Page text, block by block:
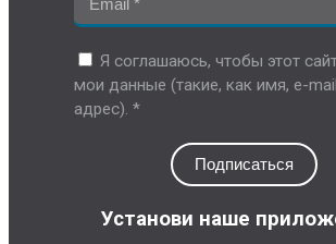
Я соглашаюсь, чтобы этот
мои данные (такие, как имя, e-
адрес). *
Подписаться
Установи наше